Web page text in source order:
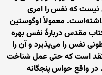
نیست که نفس را امری
معمولاً اوگوستین
مقدس دربارهٔ نفس بهره
نفس را می‌پذیرد و آن را
است که حتی عمل شناخت
واقع حواس پنجگانه